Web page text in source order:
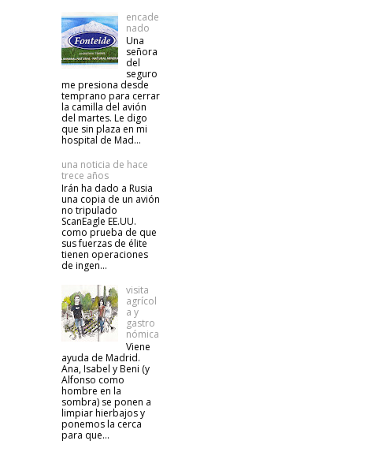
encade
nado
Una
señora
del
seguro
me presiona desde
temprano para cerrar
la camilla del avión
del martes. Le digo
que sin plaza en mi
hospital de Mad...
una noticia de hace
trece años
Irán ha dado a Rusia
una copia de un avión
no tripulado
ScanEagle EE.UU.
como prueba de que
sus fuerzas de élite
tienen operaciones
de ingen...
visita
agrícol
a y
gastro
nómica
Viene
ayuda de Madrid.
Ana, Isabel y Beni (y
Alfonso como
hombre en la
sombra) se ponen a
limpiar hierbajos y
ponemos la cerca
para que...